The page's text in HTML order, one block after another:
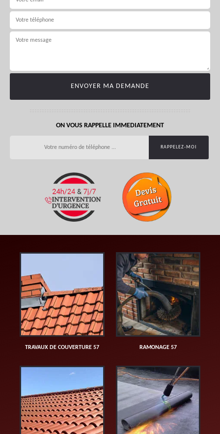
ON VOUS RAPPELLE IMMEDIATEMENT
TRAVAUX DE COUVERTURE 57 RAMONAGE 57